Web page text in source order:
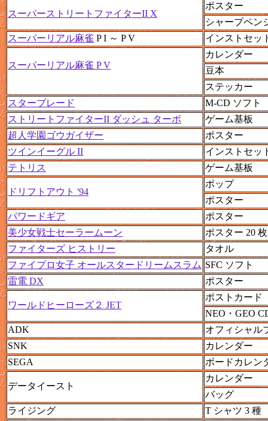
スーパーストリートファイターII X
ポスター
シャープペン
スーパーリアル麻雀 P I ～ P V インストセッ
スーパーリアル麻雀 P V
カレンダー
豆本
ステッカー
スターブレード
M-CD ソフト
ストリートファイターII ダッシュ ターボ
ゲーム基板
超人学園ゴウガイザー
ポスター
ツインイーグル II
インストセッ
テトリス
ゲーム基板
ドリフトアウト '94
ポップ
ポスター
パワードギア
ポスター
美少女戦士セーラームーン
ポスター 20
ファイターズ ヒストリー
タオル
ファイプロ女子 オールスタードリームスラム SFC ソフト
雷電 DX
ポスター
ワールドヒーローズ２ JET
ポストカード
NEO・GEO
ADK
オフィシャル
SNK
カレンダー
SEGA
ボードカレン
データイースト
カレンダー
バッグ
ライジング
T シャツ 3 種